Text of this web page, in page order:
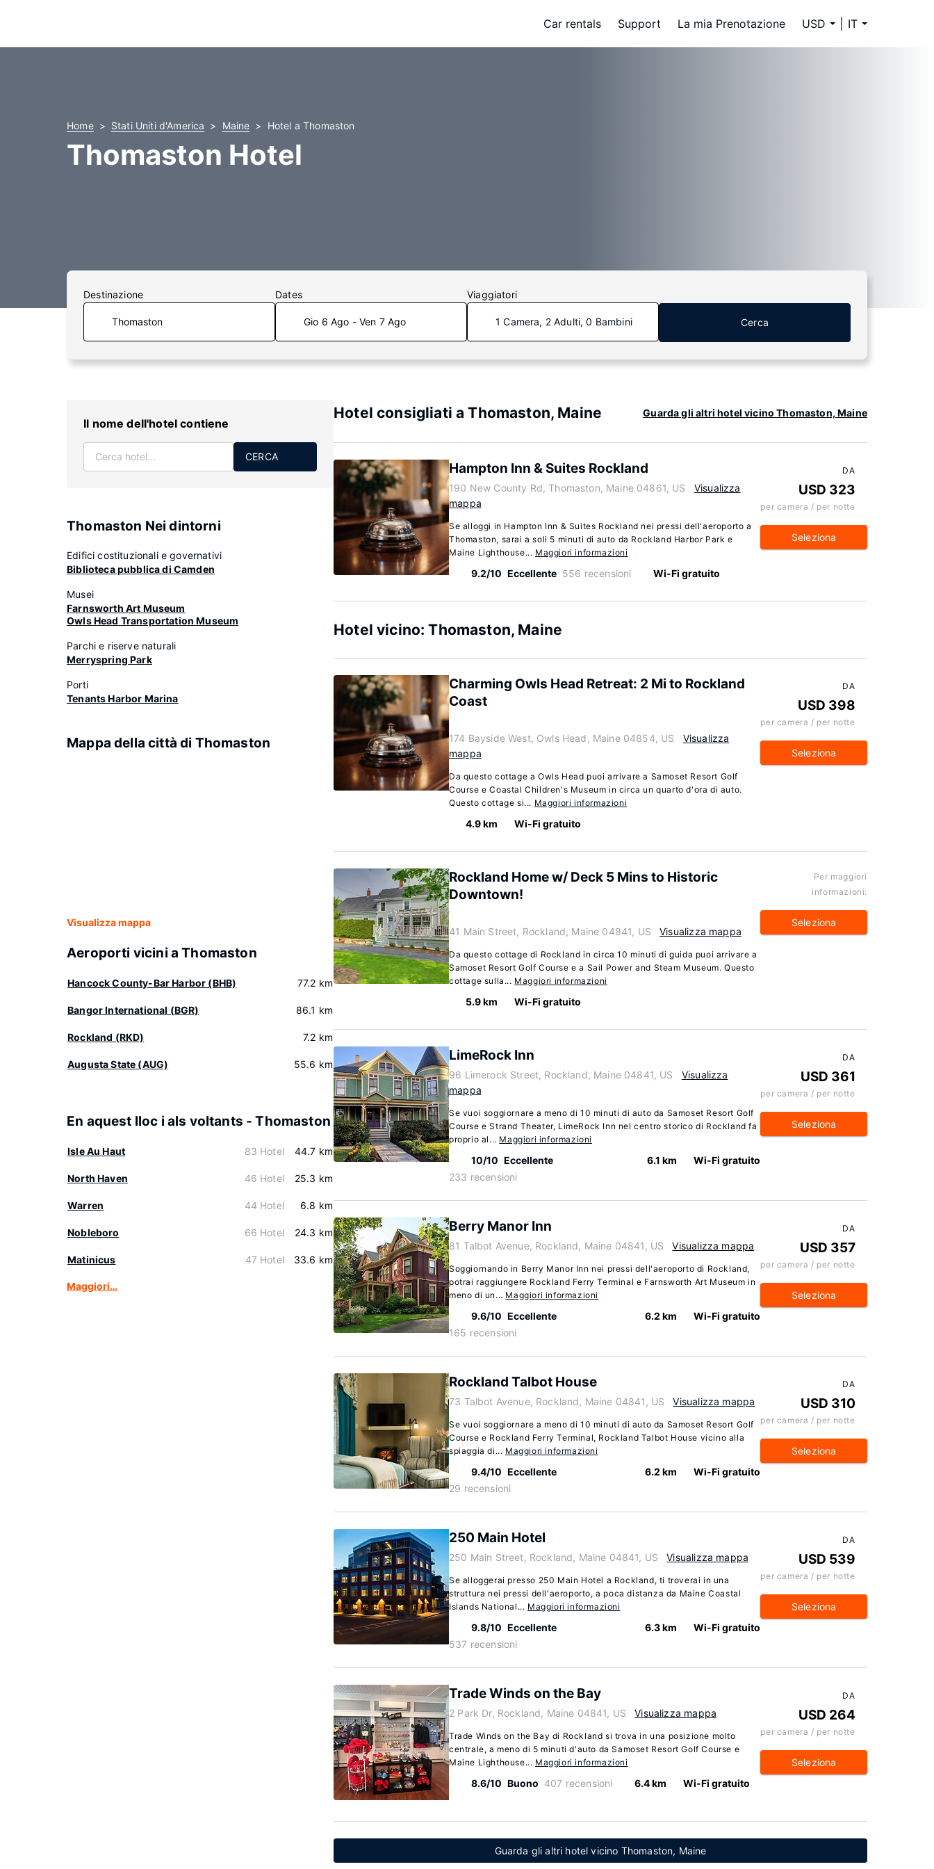
Car rentals Support La mia Prenotazione USD IT
Home Stati Uniti d'America Maine Hotel a Thomaston
Thomaston Hotel
Destinazione Dates
Gio 6 Ago - Ven 7 Ago
Viaggiatori
1 Camera, 2 Adulti, 0 Bambini Cerca
Il nome dell'hotel contiene
CERCA
Thomaston Nei dintorni
Edifici costituzionali e governativi
Biblioteca pubblica di Camden
Musei
Farnsworth Art Museum
Owls Head Transportation Museum
Parchi e riserve naturali
Merryspring Park
Porti
Tenants Harbor Marina
Mappa della città di Thomaston
Visualizza mappa
Aeroporti vicini a Thomaston
Hancock County-Bar Harbor (BHB) 77.2 km
Bangor International (BGR) 86.1 km
Rockland (RKD) 7.2 km
Augusta State (AUG) 55.6 km
En aquest lloc i als voltants - Thomaston
Isle Au Haut 83 Hotel 44.7 km
North Haven 46 Hotel 25.3 km
Warren 44 Hotel 6.8 km
Nobleboro 66 Hotel 24.3 km
Matinicus 47 Hotel 33.6 km
Maggiori…
Hotel consigliati a Thomaston, Maine Guarda gli altri hotel vicino Thomaston, Maine
Hampton Inn & Suites Rockland
190 New County Rd, Thomaston, Maine 04861, US
Visualizza
mappa
Se alloggi in Hampton Inn & Suites Rockland nei pressi dell'aeroporto a
Thomaston, sarai a soli 5 minuti di auto da Rockland Harbor Park e
Maine Lighthouse... Maggiori informazioni
9.2/10 Eccellente 556 recensioni Wi-Fi gratuito
DA
USD 323
per camera / per notte
Seleziona
Hotel vicino: Thomaston, Maine
Charming Owls Head Retreat: 2 Mi to Rockland
Coast
174 Bayside West, Owls Head, Maine 04854, US
Visualizza
mappa
Da questo cottage a Owls Head puoi arrivare a Samoset Resort Golf
Course e Coastal Children's Museum in circa un quarto d'ora di auto.
Questo cottage si... Maggiori informazioni
4.9 km Wi-Fi gratuito
DA
USD 398
per camera / per notte
Seleziona
Rockland Home w/ Deck 5 Mins to Historic
Downtown!
41 Main Street, Rockland, Maine 04841, US Visualizza mappa
Da questo cottage di Rockland in circa 10 minuti di guida puoi arrivare a
Samoset Resort Golf Course e a Sail Power and Steam Museum. Questo
cottage sulla... Maggiori informazioni
5.9 km Wi-Fi gratuito
Per maggiori
informazioni:
Seleziona
LimeRock Inn
96 Limerock Street, Rockland, Maine 04841, US
Visualizza
mappa
Se vuoi soggiornare a meno di 10 minuti di auto da Samoset Resort Golf
Course e Strand Theater, LimeRock Inn nel centro storico di Rockland fa
proprio al... Maggiori informazioni
10/10 Eccellente
233 recensioni
6.1 km Wi-Fi gratuito
DA
USD 361
per camera / per notte
Seleziona
Berry Manor Inn
81 Talbot Avenue, Rockland, Maine 04841, US Visualizza mappa
Soggiornando in Berry Manor Inn nei pressi dell'aeroporto di Rockland,
potrai raggiungere Rockland Ferry Terminal e Farnsworth Art Museum in
meno di un... Maggiori informazioni
9.6/10 Eccellente
165 recensioni
6.2 km Wi-Fi gratuito
DA
USD 357
per camera / per notte
Seleziona
Rockland Talbot House
73 Talbot Avenue, Rockland, Maine 04841, US Visualizza mappa
Se vuoi soggiornare a meno di 10 minuti di auto da Samoset Resort Golf
Course e Rockland Ferry Terminal, Rockland Talbot House vicino alla
spiaggia di... Maggiori informazioni
9.4/10 Eccellente
29 recensioni
6.2 km Wi-Fi gratuito
DA
USD 310
per camera / per notte
Seleziona
250 Main Hotel
250 Main Street, Rockland, Maine 04841, US Visualizza mappa
Se alloggerai presso 250 Main Hotel a Rockland, ti troverai in una
struttura nei pressi dell'aeroporto, a poca distanza da Maine Coastal
Islands National... Maggiori informazioni
9.8/10 Eccellente
537 recensioni
6.3 km Wi-Fi gratuito
DA
USD 539
per camera / per notte
Seleziona
Trade Winds on the Bay
2 Park Dr, Rockland, Maine 04841, US Visualizza mappa
Trade Winds on the Bay di Rockland si trova in una posizione molto
centrale, a meno di 5 minuti d'auto da Samoset Resort Golf Course e
Maine Lighthouse... Maggiori informazioni
8.6/10 Buono 407 recensioni 6.4 km Wi-Fi gratuito
DA
USD 264
per camera / per notte
Seleziona
Guarda gli altri hotel vicino Thomaston, Maine